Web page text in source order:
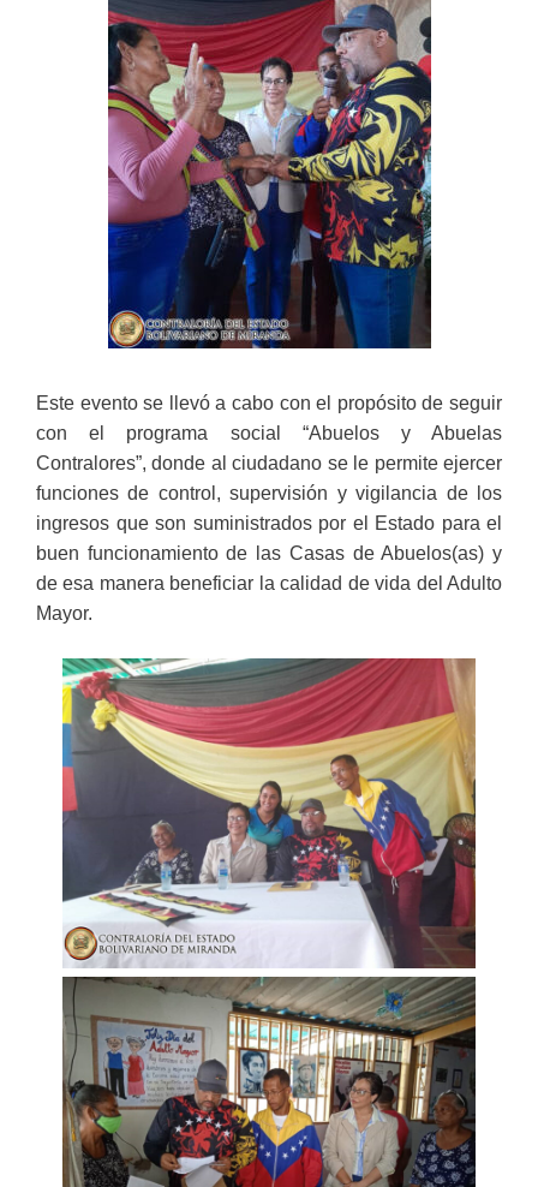
Este evento se llevó a cabo con el propósito de seguir
con el programa social “Abuelos y Abuelas
Contralores”, donde al ciudadano se le permite ejercer
funciones de control, supervisión y vigilancia de los
ingresos que son suministrados por el Estado para el
buen funcionamiento de las Casas de Abuelos(as) y
de esa manera beneficiar la calidad de vida del Adulto
Mayor.